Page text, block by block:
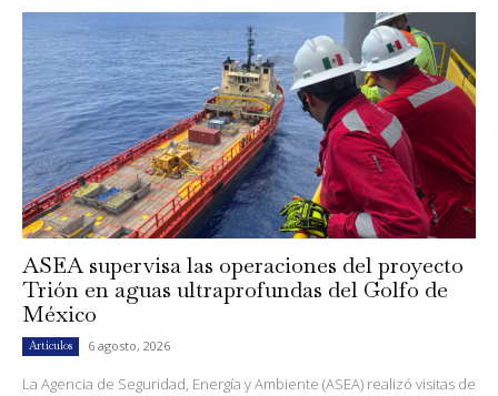
ASEA supervisa las operaciones del proyecto
Trión en aguas ultraprofundas del Golfo de
México
Artículos 6 agosto, 2026
La Agencia de Seguridad, Energía y Ambiente (ASEA) realizó visitas de